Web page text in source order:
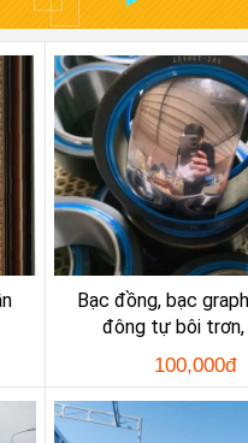
Bạc đồng, bạc
đông tự bôi trơn,
100,000đ